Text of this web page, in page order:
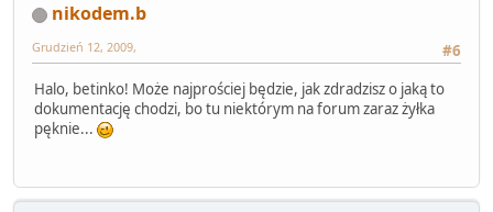
nikodem.b
#6
Grudzień 12, 2009,
Halo, betinko! Może najprościej będzie, jak zdradzisz o jaką to
dokumentację chodzi, bo tu niektórym na forum zaraz żyłka
pęknie...